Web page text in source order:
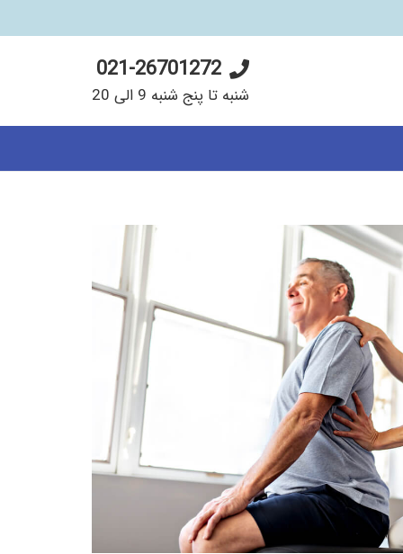
021-26701272
شنبه تا پنج شنبه 9 الی 20